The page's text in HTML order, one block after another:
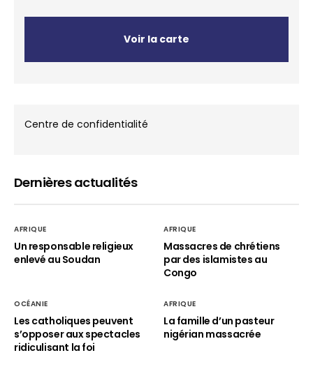
Voir la carte
Centre de confidentialité
Dernières actualités
AFRIQUE
Un responsable religieux
enlevé au Soudan
AFRIQUE
Massacres de chrétiens
par des islamistes au
Congo
OCÉANIE
Les catholiques peuvent
s’opposer aux spectacles
ridiculisant la foi
AFRIQUE
La famille d’un pasteur
nigérian massacrée